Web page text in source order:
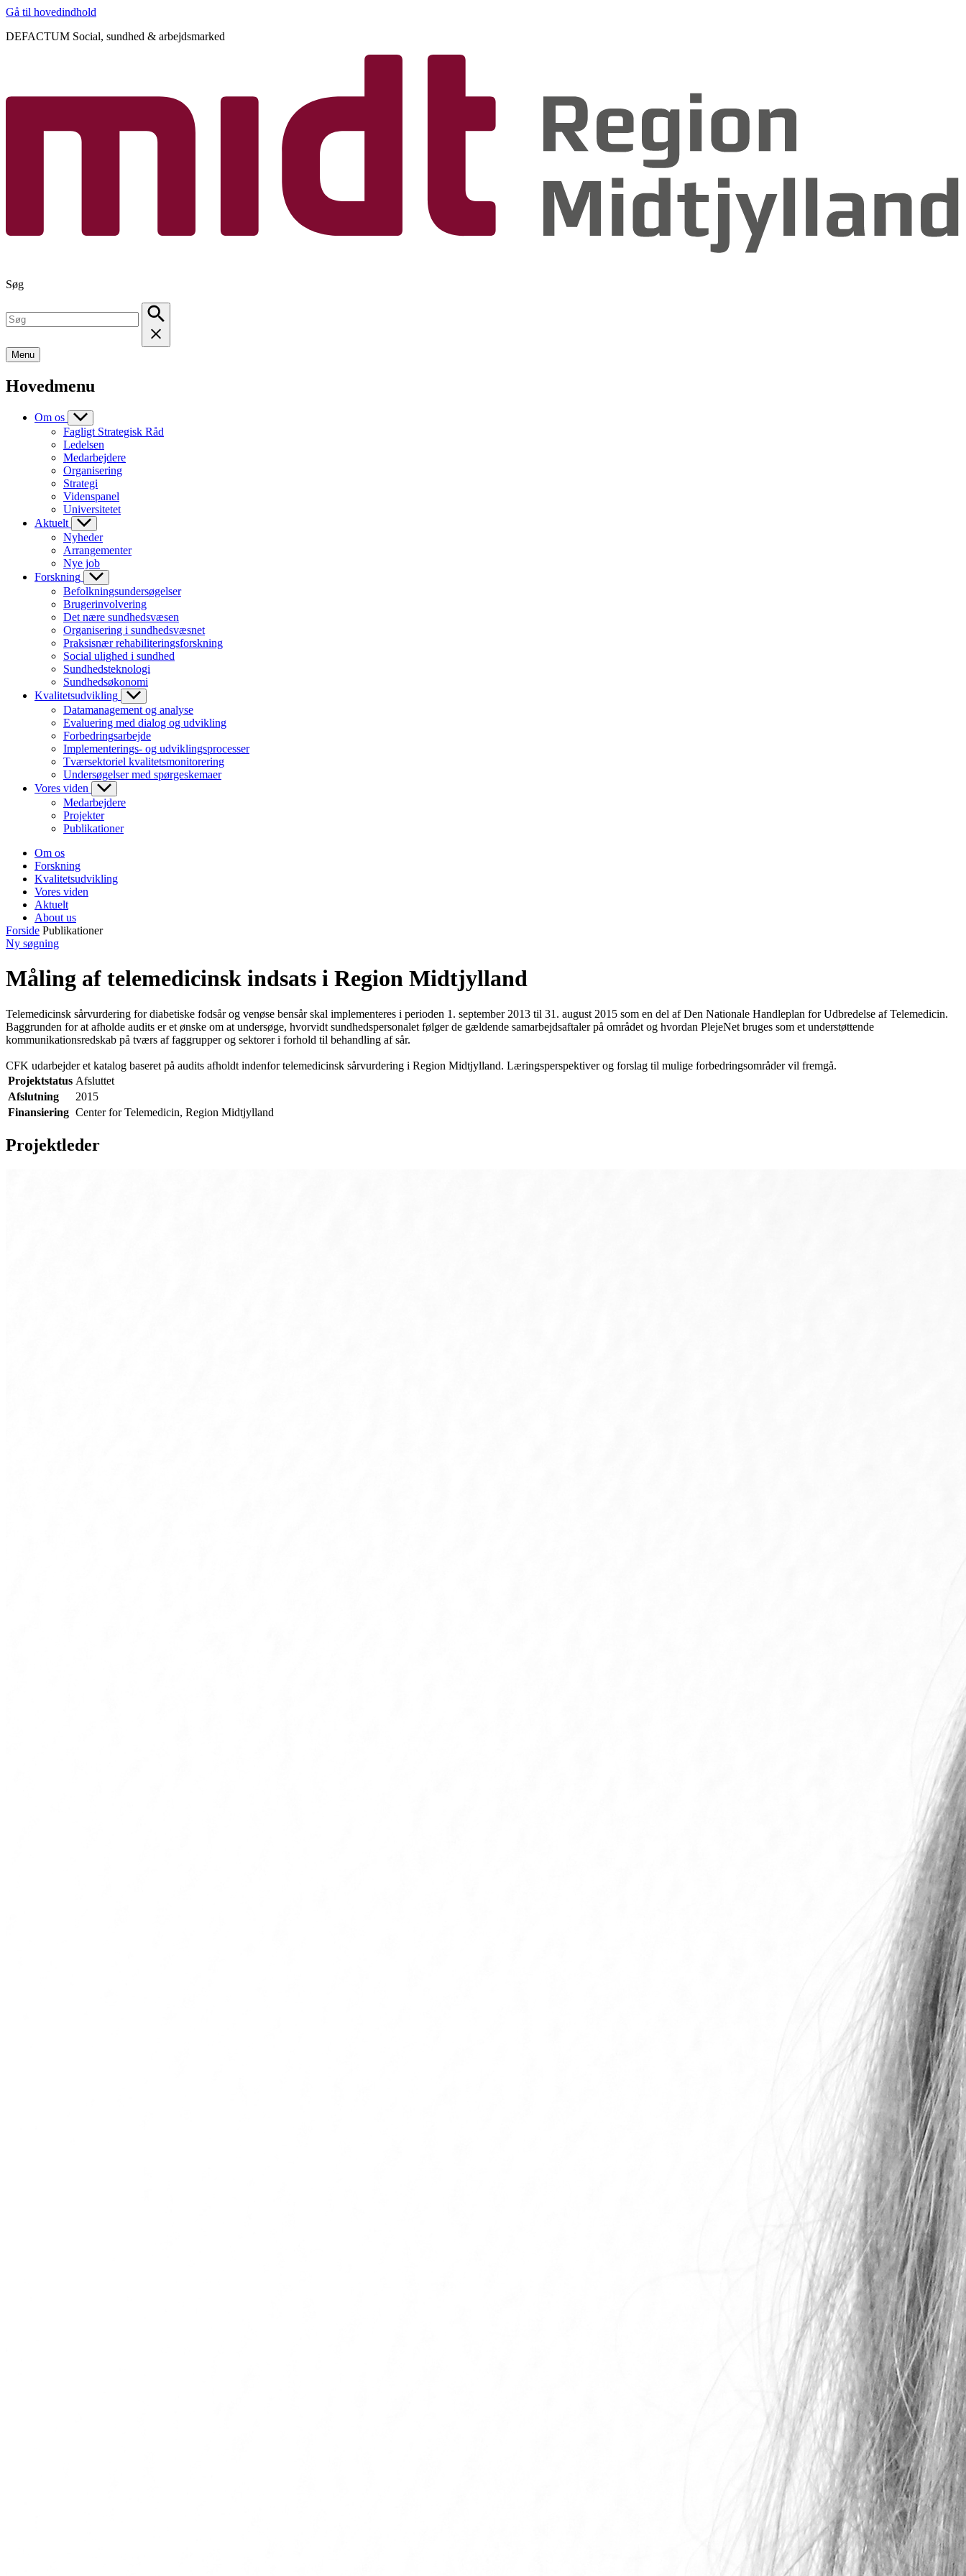
Gå til hovedindhold
DEFACTUM Social, sundhed & arbejdsmarked
Søg
Menu
Hovedmenu
Om os
Fagligt Strategisk Råd
Ledelsen
Medarbejdere
Organisering
Strategi
Videnspanel
Universitetet
Aktuelt
Nyheder
Arrangementer
Nye job
Forskning
Befolkningsundersøgelser
Brugerinvolvering
Det nære sundhedsvæsen
Organisering i sundhedsvæsnet
Praksisnær rehabiliteringsforskning
Social ulighed i sundhed
Sundhedsteknologi
Sundhedsøkonomi
Kvalitetsudvikling
Datamanagement og analyse
Evaluering med dialog og udvikling
Forbedringsarbejde
Implementerings- og udviklingsprocesser
Tværsektoriel kvalitetsmonitorering
Undersøgelser med spørgeskemaer
Vores viden
Medarbejdere
Projekter
Publikationer
Om os
Forskning
Kvalitetsudvikling
Vores viden
Aktuelt
About us
Forside Publikationer
Ny søgning
Måling af telemedicinsk indsats i Region Midtjylland
Telemedicinsk sårvurdering for diabetiske fodsår og venøse bensår skal implementeres i perioden 1. september 2013 til 31. august 2015 som en del af Den Nationale Handleplan for Udbredelse af Telemedicin.
Baggrunden for at afholde audits er et ønske om at undersøge, hvorvidt sundhedspersonalet følger de gældende samarbejdsaftaler på området og hvordan PlejeNet bruges som et understøttende
kommunikationsredskab på tværs af faggrupper og sektorer i forhold til behandling af sår.
CFK udarbejder et katalog baseret på audits afholdt indenfor telemedicinsk sårvurdering i Region Midtjylland. Læringsperspektiver og forslag til mulige forbedringsområder vil fremgå.
Projektstatus Afsluttet
Afslutning
2015
Finansiering Center for Telemedicin, Region Midtjylland
Projektleder